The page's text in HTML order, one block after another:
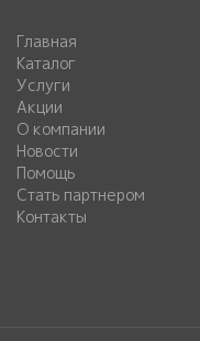
Главная
Каталог
Услуги
Акции
О компании
Новости
Помощь
Стать партнером
Контакты